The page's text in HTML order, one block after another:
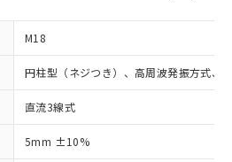
M18
円柱型（ネジつき）、高周波発振方式、
直流3線式
5mm ±10%